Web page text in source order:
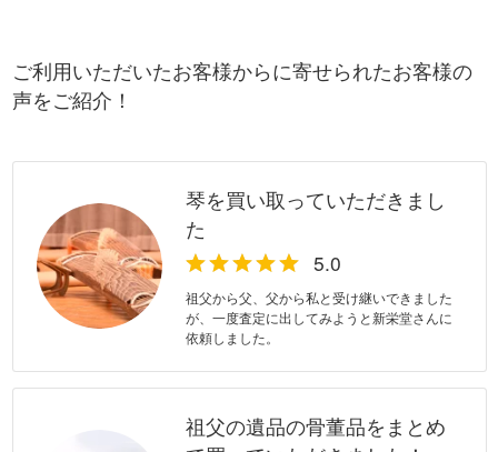
ご利用いただいたお客様からに寄せられたお客様の
声をご紹介！
琴を買い取っていただきまし
た
祖父から父、父から私と受け継いできました
が、一度査定に出してみようと新栄堂さんに
依頼しました。
祖父の遺品の骨董品をまとめ